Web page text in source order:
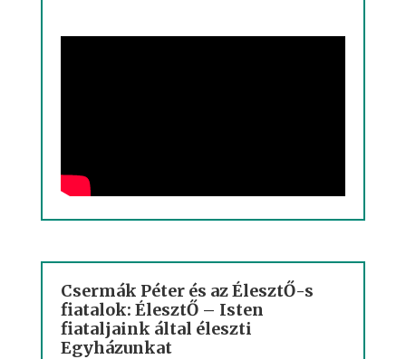
Csermák Péter és az ÉlesztŐ-s
fiatalok: ÉlesztŐ – Isten
fiataljaink által éleszti
Egyházunkat